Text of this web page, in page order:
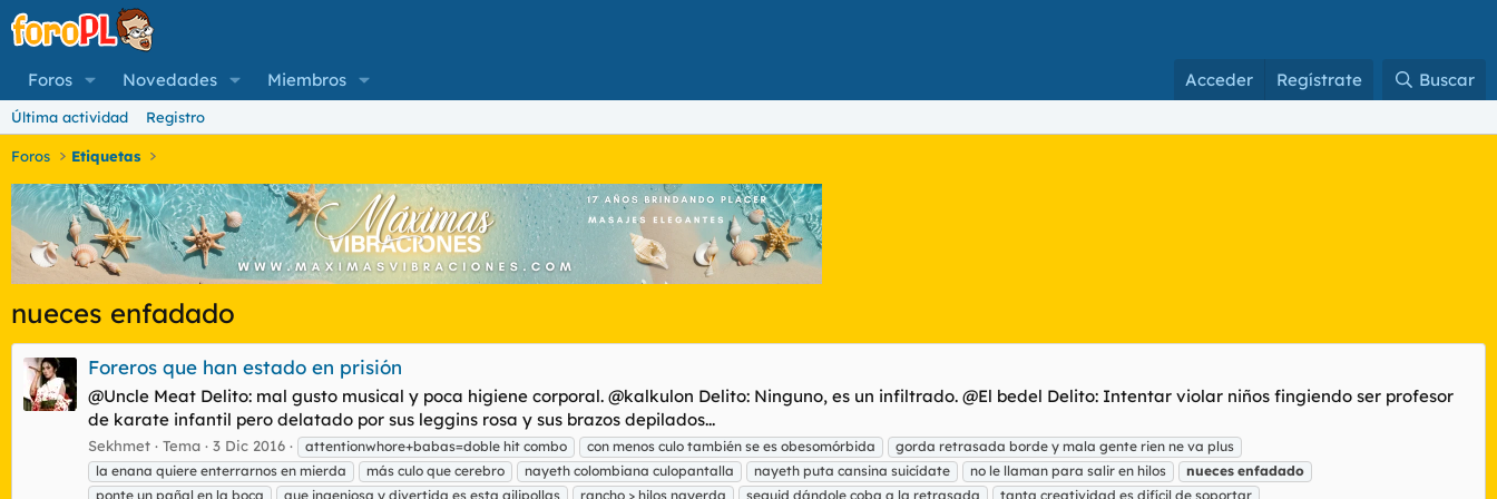
Foros Novedades Miembros Acceder Regístrate Buscar
Última actividad Registro
Foros Etiquetas
nueces enfadado
Foreros que han estado en prisión
@Uncle Meat Delito: mal gusto musical y poca higiene corporal. @kalkulon Delito: Ninguno, es un infiltrado. @El bedel Delito: Intentar violar niños fingiendo ser profesor
de karate infantil pero delatado por sus leggins rosa y sus brazos depilados...
Sekhmet Tema 3 Dic 2016 attentionwhore+babas=doble hit combo con menos culo también se es obesomórbida
gorda retrasada borde y mala gente rien ne va plus
la enana quiere enterrarnos en mierda
más culo que cerebro nayeth colombiana culopantalla nayeth puta cansina suicídate no le llaman para salir en hilos nueces enfadado
ponte un pañal en la boca
que ingeniosa y divertida es esta gilipollas rancho > hilos nayerda seguid dándole coba a la retrasada
tanta creatividad es difícil de soportar